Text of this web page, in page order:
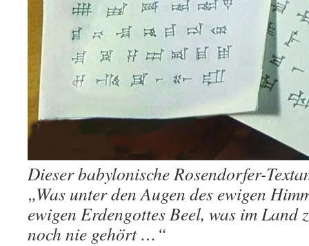
Dieser babylonische Rosendorfer-
„Was unter den Augen des ewigen
ewigen Erdengottes Beel, was im Land
noch nie gehört …“